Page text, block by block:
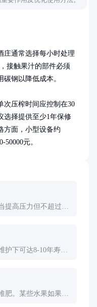
庄通常选择每小时处理
接触果汁的部件必须
钢以降低成本。
次压榨时间应控制在30
选择提供至少1年保修
方面，小型设备约
50000元。
提高压力但不超过水
护下可达8-10年寿
肥。某些水果如果渣